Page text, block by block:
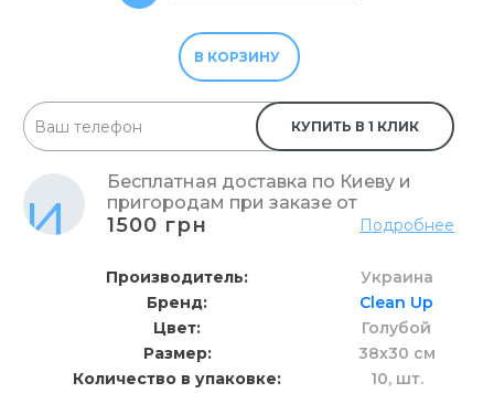
В КОРЗИНУ
КУПИТЬ В 1 КЛИК
Бесплатная доставка по Киеву и
пригородам при заказе от
1500 грн Подробнее
Производитель
Украина
Бренд
Clean Up
Цвет
Голубой
Размер
38х30 см
Количество в упаковке
10, шт.